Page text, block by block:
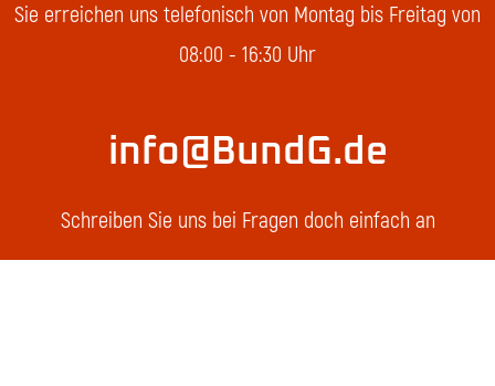
Sie erreichen uns telefonisch von Montag bis Freitag von
08:00 - 16:30 Uhr
info@BundG.de
Schreiben Sie uns bei Fragen doch einfach an